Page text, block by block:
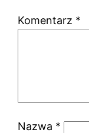
Komentarz *
Nazwa *